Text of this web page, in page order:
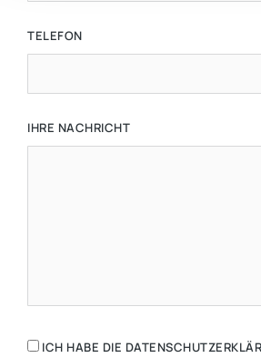
TELEFON
IHRE NACHRICHT
ICH HABE DIE